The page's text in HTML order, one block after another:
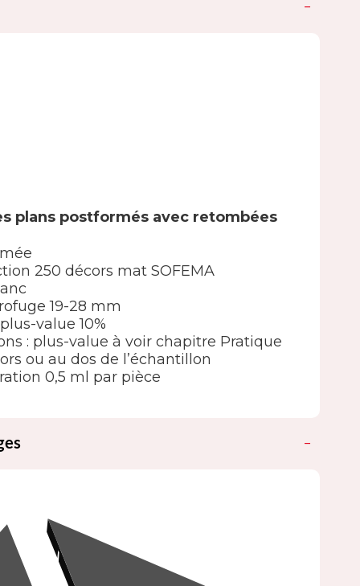
plans postformés avec retombées
250 décors mat SOFEMA
19-28 mm
value 10%
: plus-value à voir chapitre Pratique
ou au dos de l’échantillon
0,5 ml par pièce